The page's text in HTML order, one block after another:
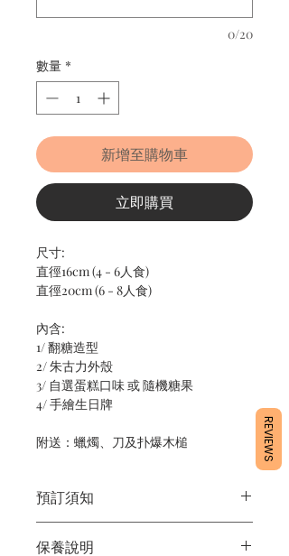
0/20
數量 *
新增至購物車
立即購買
尺寸:
直徑16cm (4 - 6人食)
直徑20cm (6 - 8人食)
內含:
1/ 翻糖造型
2/ 朱古力外殼
3/ 自選蛋糕口味 或 隨機糖果
4/ 手繪生日牌
附送：蠟燭、刀及扑爆木槌
預訂須知
定日期取貨請提早10 - 14天前落單🤗
保養說明
REVIEWS